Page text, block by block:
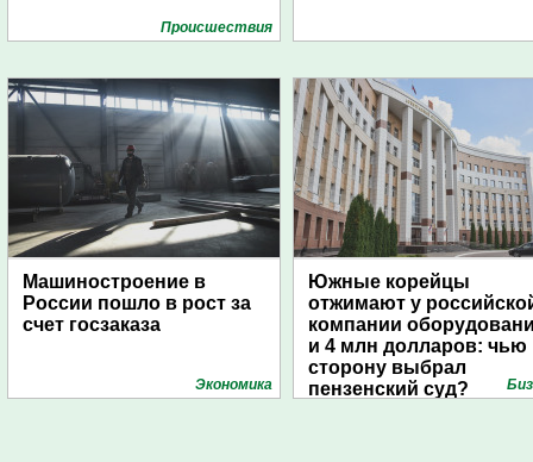
Проиcшествия
Машиностроение в
России пошло в рост за
счет госзаказа
Экономика
Южные корейцы
отжимают у
компании
и 4 млн долларов: чью
сторону выбрал
пензенский суд?